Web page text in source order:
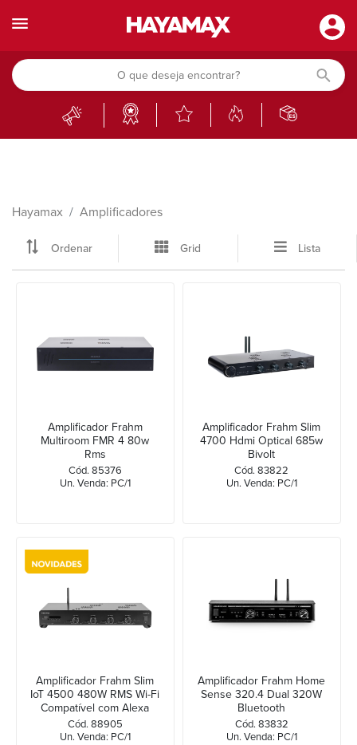
Hayamax Amplificadores
Ordenar Grid Lista
Amplificador Frahm
Multiroom FMR 4 80w
Rms
Cód. 85376
Un. Venda: PC/1
Amplificador Frahm Slim
4700 Hdmi Optical 685w
Bivolt
Cód. 83822
Un. Venda: PC/1
Amplificador Frahm Slim
IoT 4500 480W RMS Wi-Fi
Compatível com Alexa
Cód. 88905
Un. Venda: PC/1
Amplificador Frahm Home
Sense 320.4 Dual 320W
Bluetooth
Cód. 83832
Un. Venda: PC/1